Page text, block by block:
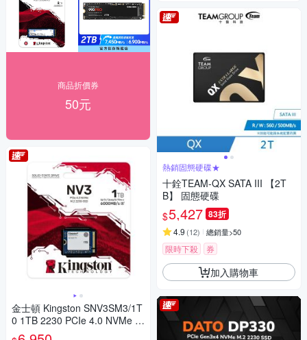
商品折價券
50元
金士頓 Kingston SNV3SM3/1T
0 1TB 2230 PCIe 4.0 NVMe N
V3 SSD固態硬碟
熱銷固態硬碟★
十銓TEAM-QX SATA III 【2T
B】 固態硬碟
$5,427 83折
4.9 (12) 總銷量>50
限時下殺 券
加入購物車